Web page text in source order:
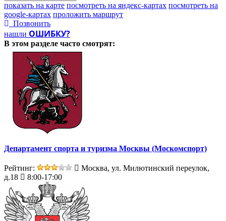
показать на карте посмотреть на яндекс-картах посмотреть на
google-картах проложить маршрут
Позвонить
нашли ОШИБКУ?
В этом разделе часто смотрят:
Департамент спорта и туризма Москвы (Москомспорт)
Рейтинг:
Москва, ул. Милютинский переулок,
д.18
8:00-17:00